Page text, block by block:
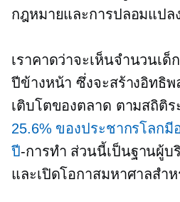
กฎหมายและการปลอมแปล
เราคาดว่าจะเห็นจำนวนเ
ปีข้างหน้า ซึ่งจะสร้างอิทธิพ
เติบโตของตลาด ตามสถิติร
25.6% ของประชากรโลกมี
ปี-การทำ ส่วนนี้เป็นฐานผู้
และเปิดโอกาสมหาศาลสำ